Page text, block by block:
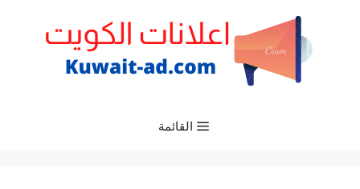
القائمة